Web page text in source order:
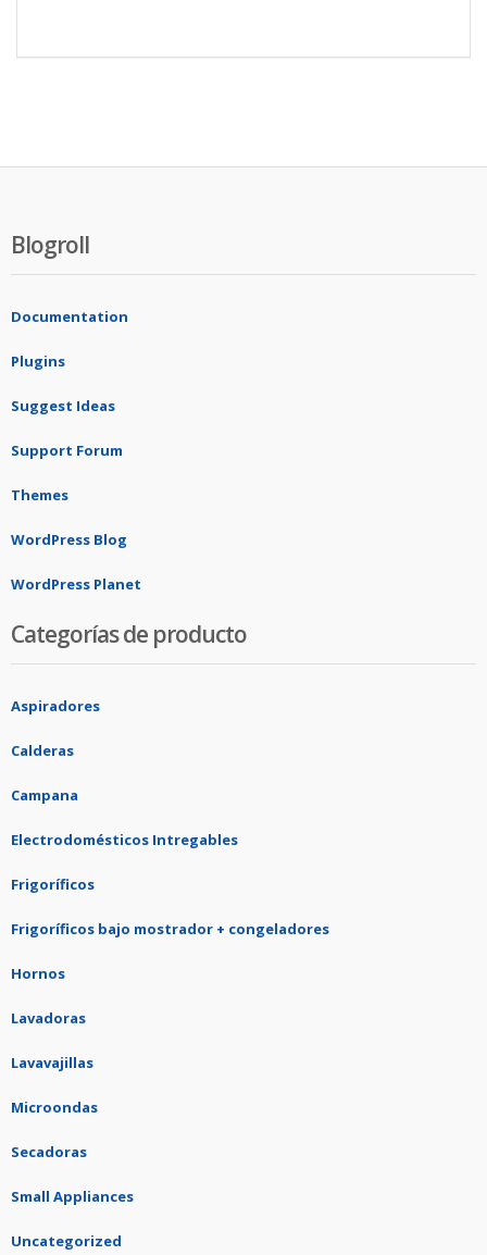
Blogroll
Documentation
Plugins
Suggest Ideas
Support Forum
Themes
WordPress Blog
WordPress Planet
Categorías de producto
Aspiradores
Calderas
Campana
Electrodomésticos Intregables
Frigoríficos
Frigoríficos bajo mostrador + congeladores
Hornos
Lavadoras
Lavavajillas
Microondas
Secadoras
Small Appliances
Uncategorized